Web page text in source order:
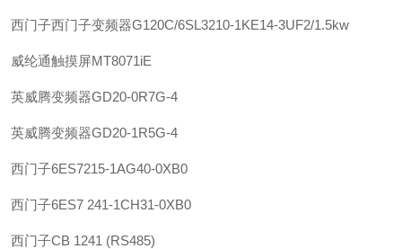
西门子西门子变频器G120C/6SL3210-1KE14-3UF2/1.5kw
威纶通触摸屏MT8071iE
英威腾变频器GD20-0R7G-4
英威腾变频器GD20-1R5G-4
西门子6ES7215-1AG40-0XB0
西门子6ES7 241-1CH31-0XB0
西门子CB 1241 (RS485)